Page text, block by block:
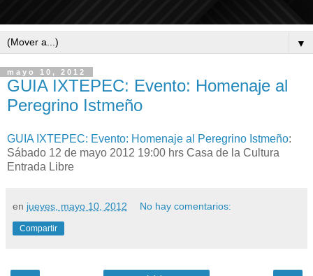
▼
mayo 10, 2012
GUIA IXTEPEC: Evento: Homenaje al
Peregrino Istmeño
GUIA IXTEPEC: Evento: Homenaje al Peregrino Istmeño:
Sábado 12 de mayo 2012 19:00 hrs Casa de la Cultura
Entrada Libre
en jueves, mayo 10, 2012 No hay comentarios:
Compartir